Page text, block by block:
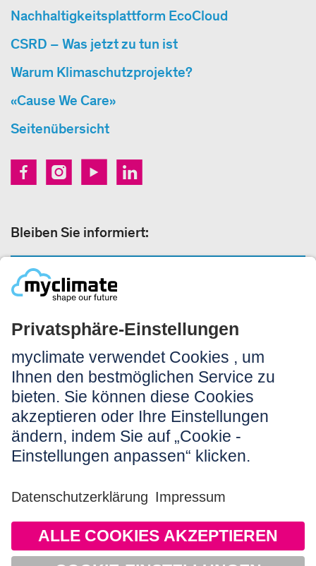
Nachhaltigkeitsplattform EcoCloud
CSRD – Was jetzt zu tun ist
Warum Klimaschutzprojekte?
«Cause We Care»
Seitenübersicht
Bleiben Sie informiert:
Rechtliches:
Impressum
Nutzungshinweis
AGB
Datenschutz
Barrierefreiheit